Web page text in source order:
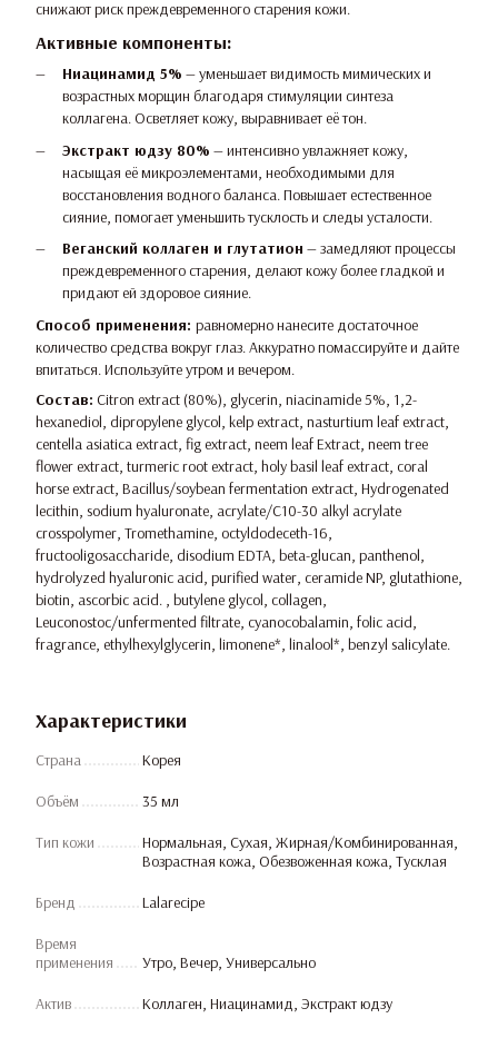
снижают риск преждевременного старения кожи.
Активные компоненты:
Ниацинамид 5% — уменьшает видимость мимических и
возрастных морщин благодаря стимуляции синтеза
коллагена. Осветляет кожу, выравнивает её тон.
Экстракт юдзу 80% — интенсивно увлажняет кожу,
насыщая её микроэлементами, необходимыми для
восстановления водного баланса. Повышает естественное
сияние, помогает уменьшить тусклость и следы усталости.
Веганский коллаген и глутатион — замедляют процессы
преждевременного старения, делают кожу более гладкой и
придают ей здоровое сияние.
Способ применения: равномерно нанесите достаточное
количество средства вокруг глаз. Аккуратно помассируйте и дайте
впитаться. Используйте утром и вечером.
Состав: Citron extract (80%), glycerin, niacinamide 5%, 1,2-
hexanediol, dipropylene glycol, kelp extract, nasturtium leaf extract,
centella asiatica extract, fig extract, neem leaf Extract, neem tree
flower extract, turmeric root extract, holy basil leaf extract, coral
horse extract, Bacillus/soybean fermentation extract, Hydrogenated
lecithin, sodium hyaluronate, acrylate/C10-30 alkyl acrylate
crosspolymer, Tromethamine, octyldodeceth-16,
fructooligosaccharide, disodium EDTA, beta-glucan, panthenol,
hydrolyzed hyaluronic acid, purified water, ceramide NP, glutathione,
biotin, ascorbic acid. , butylene glycol, collagen,
Leuconostoc/unfermented filtrate, cyanocobalamin, folic acid,
fragrance, ethylhexylglycerin, limonene*, linalool*, benzyl salicylate.
Характеристики
Страна Корея
Объём 35 мл
Тип кожи
Нормальная, Сухая, Жирная/Комбинированная,
Возрастная кожа, Обезвоженная кожа, Тусклая
Бренд Lalarecipe
Время
применения
Утро, Вечер, Универсально
Актив Коллаген, Ниацинамид, Экстракт юдзу